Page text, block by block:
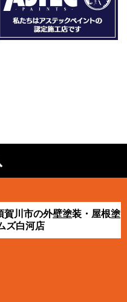
川市の外壁塗装・屋根塗
ズ白河店